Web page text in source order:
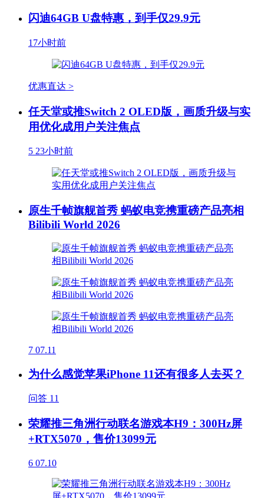
闪迪64GB U盘特惠，到手仅29.9元
17小时前
优惠直达 >
任天堂或推Switch 2 OLED版，画质升级与实
用优化成用户关注焦点
5 23小时前
原生千帧旗舰首秀 蚂蚁电竞携重磅产品亮相
Bilibili World 2026
7 07.11
为什么感觉苹果iPhone 11还有很多人去买？
问答 11
荣耀推三角洲行动联名游戏本H9：300Hz屏
+RTX5070，售价13099元
6 07.10